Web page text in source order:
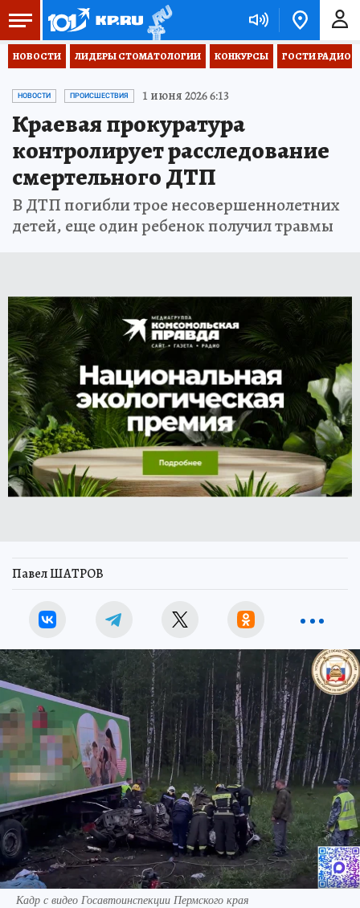
НОВОСТИ ЛИДЕРЫ СТОМАТОЛОГИИ КОНКУРСЫ ГОСТИ РАДИО
НОВОСТИ ПРОИСШЕСТВИЯ 1 июня 2026 6:13
Краевая прокуратура
контролирует расследование
смертельного ДТП
В ДТП погибли трое несовершеннолетних
детей, еще один ребенок получил травмы
Павел ШАТРОВ
Кадр с видео Госавтоинспекции Пермского края